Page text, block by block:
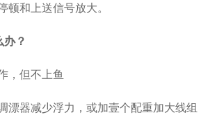
顿和上送信号放大。
？
，但不上鱼
漂器减少浮力，或加壹个配重加大线组